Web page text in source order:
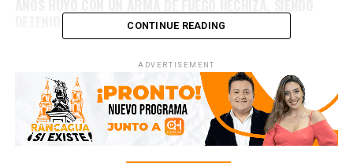
DETENIDO POR CARABINEROS EN SAN FERNANDO
CONTINUE READING
ADVERTISEMENT